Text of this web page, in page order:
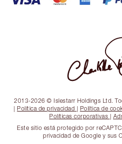
2013-2026 © Islestarr Holdings Ltd.
| Política de privacidad | Política de
Políticas corporativas |
Este sitio está protegido por
privacidad de Google y sus